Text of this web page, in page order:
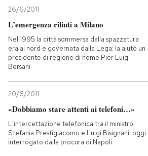
26/6/2011
L’emergenza rifiuti a Milano
Nel 1995 la città sommersa dalla spazzatura
era al nord e governata dalla Lega: la aiutò un
presidente di regione di nome Pier Luigi
Bersani
20/6/2011
«Dobbiamo stare attenti ai telefoni…»
L'intercettazione telefonica tra il ministro
Stefania Prestigiacomo e Luigi Bisignani, oggi
interrogato dalla procura di Napoli